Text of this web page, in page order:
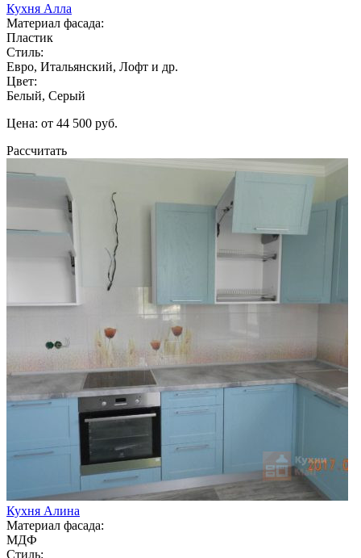
Кухня Алла
Материал фасада:
Пластик
Стиль:
Евро, Итальянский, Лофт и др.
Цвет:
Белый, Серый
Цена: от 44 500 руб.
Рассчитать
Кухня Алина
Материал фасада:
МДФ
Стиль: